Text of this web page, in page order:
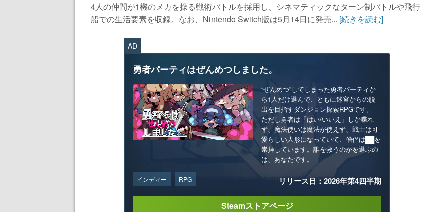
4人の仲間が1機のメカを操る戦術バトルを採用し、シネマティックなターン制バトルや飛行
船での生活要素を収録。なお、Nintendo Switch版は5月14日に発売... [続きを読む]
AD
勇者パーティはぜんめつしました。
“ぜんめつ”してしまった勇者パーティか
ら1人だけ選んで、ともに迷宮からの脱
出を目指すダンジョン探索RPGです。
ただし勇者は「はい/いいえ」しか喋れ
ず、魔法使いは魔法が使えず、戦士は可
愛らしい人形になっていて、僧侶は██を
崇拝しています。誰を救うのかを選ぶの
は、あなたです。
インディー RPG リリース日：2026年第4四半期
Steamストアページ